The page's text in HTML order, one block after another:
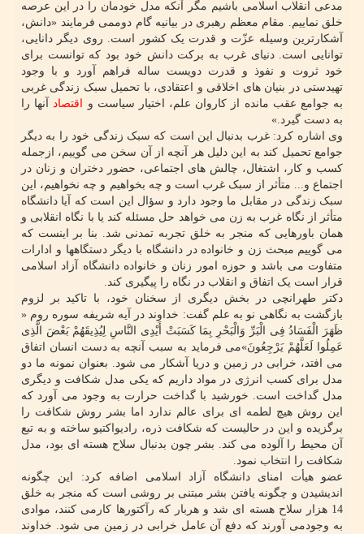
مدعی انقلاب اسلامی باشیم مگر آنکه مدل خودمان را در این عرصه
خلق نماییم. مقام معظم رهبری در بیانیه گام دوممی فرمایند «دانش،
آشکارترین وسیله عزّت و قدرت یک کشور است. روی دیگر دانایی،
توانایی است. دنیای غرب به برکت دانش خود بود که توانست برای
خود ثروت و نفوذ و قدرت دویست ساله فراهم آورد و با وجود
تهیدستی در بنیان های اخلاقی و اعتقادی، با تحمیل سبک زندگی غربی
به جوامع عقب مانده از کاروان علم، اختیار سیاست و اقتصاد آنها را
به دست گیرد.»
وی اشاره کرد: غرب بدنبال این است که سبک زندگی خود را به دیگر
جوامع تحمیل کند به این دلیل هر آنچه از آن سخن می گوییم، ازجمله
کسب و کار، اشتغال، چالش های اجتماعی، حضور دختران و زنان در
اجتماع و... متأثر از سبک غرب است و چه بخواهیم و چه نخواهیم، این
سبک زندگی در مقابل ما وجود دارد و سؤال این است که آیا دانشگاه
متأثر از نگاه غرب به زن می خواهد حل مسئله کند یا با نگاه انقلابی و
همان باورهایی که منجر به خلق تجربه تمدنی شد. بنا بر اینست که
می گوییم مبحث زن و خانواده در دانشگاه با دیگر دستگاهها و ادارات
متفاوت می باشد و حوزه امور زنان و خانواده دانشگاه آزاد اسلامی
قرار است یک اتفاق و انقلاب در نگاه را پیگیری کند.
دکتر طهرانچی در بخش دیگری از سخنان خود، با تاکید بر لزوم
بازگشت به نگاهی نو به علم گفت: خداوند در آیه شریفه سوره روم «
ظَهَرَ الْفَسَادُ فِی الْبَرِّ وَالْبَحْرِ بِمَا کَسَبَتْ أَیْدِی النَّاسِ لِیُذِیقَهُمْ بَعْضَ الَّذِی
عَمِلُوا لَعَلَّهُمْ یَرْجِعُونَ»می فرماید به سبب آنچه به دست انسان اتفاق
می افتد، خرابی در زمین و دریا آشکار می شود. بعنوان نمونه ما دو
مدل برای کسب انرژی در مواد داریم که یکی مدل شکافت و دیگری
مدل گداخت است. خورشید با گداخت حرارت به وجود می آورد که
این روش هیچ لطمه ای برای عالم ندارد اما بشر روش شکافت را
برگزیده و این در حالیست که شکافت ذره، رادیواکتیو ساخته و به تبع
آن محیط را آلوده می کند. بشر چون بدنبال سلاح هسته ای بود، مدل
شکافت را انتخاب نمود.
عضو هیأت امنای دانشگاه آزاد اسلامی اضافه کرد: این چگونه
اندیشیدن و چگونه یافتن بشر مبتنی بر روشی است که منجر به خلق
14 هزار سلاح هسته ای شد و هربار که رآکتورها کارمی کنند، موادی
به وجودمی آورند که دفع آن عامل خرابی در زمین می شود. خداوند